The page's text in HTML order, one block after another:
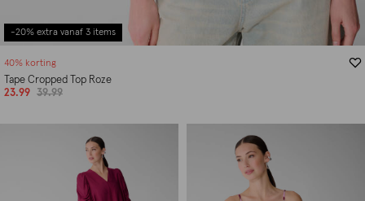
-20% extra vanaf 3 items
40% korting
Tape Cropped Top Roze
23.99
39.99